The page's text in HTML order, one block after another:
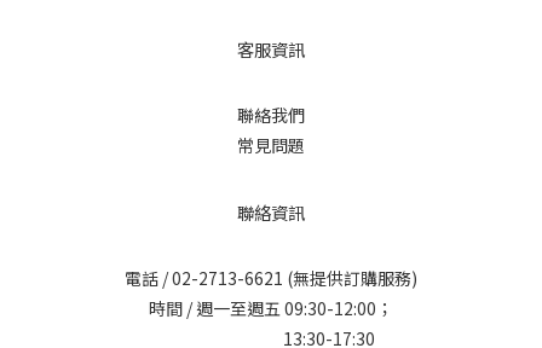
客服資訊
聯絡我們
常見問題
聯絡資訊
電話 /02-2713-6621 (無提供訂購服務)
時間 / 週一至週五 09:30-12:00；
13:30-17:30